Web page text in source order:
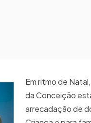
Em ritmo de
da Conceição
arrecadação de